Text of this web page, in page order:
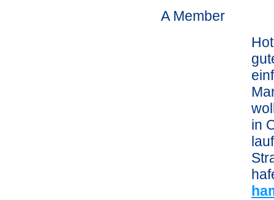
A Member
in